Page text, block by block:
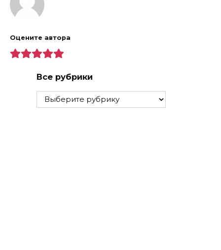
Оцените автора
Все рубрики
Все
рубрики